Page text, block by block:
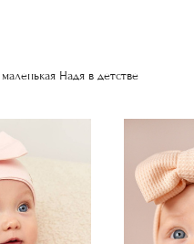
Надя в детстве